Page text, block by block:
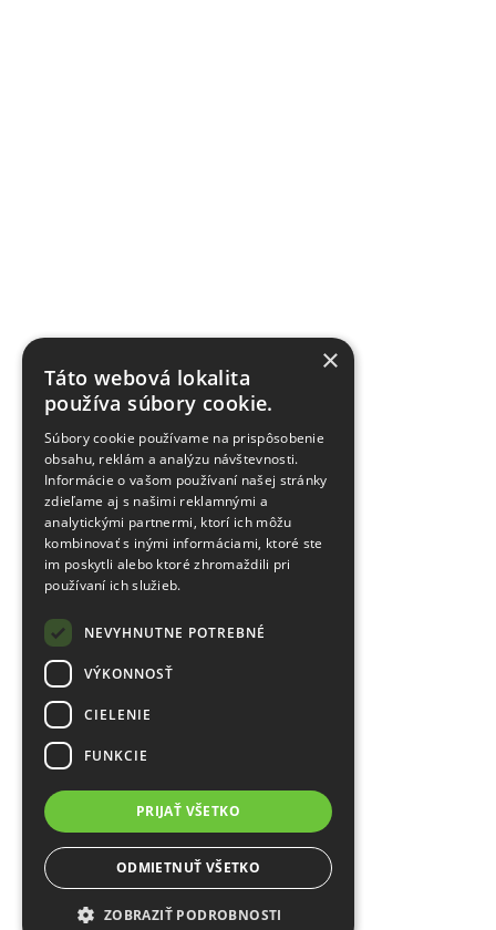
×
Táto webová lokalita
používa súbory cookie.
Súbory cookie používame na prispôsobenie
obsahu, reklám a analýzu návštevnosti.
Informácie o vašom používaní našej stránky
zdieľame aj s našimi reklamnými a
analytickými partnermi, ktorí ich môžu
kombinovať s inými informáciami, ktoré ste
im poskytli alebo ktoré zhromaždili pri
používaní ich služieb.
NEVYHNUTNE POTREBNÉ
VÝKONNOSŤ
CIELENIE
FUNKCIE
PRIJAŤ VŠETKO
ODMIETNUŤ VŠETKO
ZOBRAZIŤ PODROBNOSTI